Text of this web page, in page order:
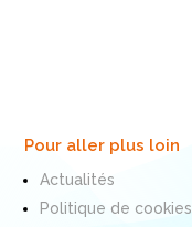
Pour aller plus loin
Actualités
Politique de cookies